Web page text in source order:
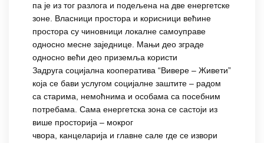
па је из тог разлога и подељена на две енергетске
зоне. Власници простора и корисници већине
простора су чиновници локалне самоуправе
односно месне заједнице. Мањи део зграде
односно већи део приземља користи
Задруга социјална кооператива “Вивере – Живети”
која се бави услугом социјалне заштите – радом
са старима, немоћнима и особама са посебним
потребама. Сама енергетска зона се састоји из
више просторија – мокрог
чвора, канцеларија и главне сале где се извори